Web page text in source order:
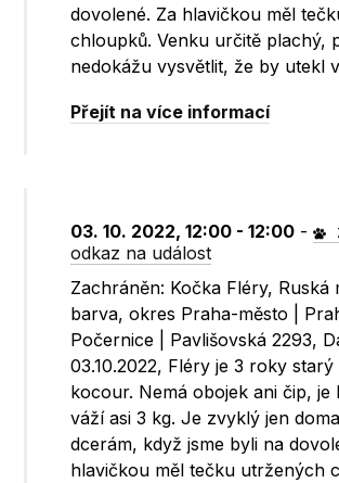
dovolené. Za hlavičkou měl
chloupků. Venku určitě plachý,
nedokážu vysvětlit, že by utekl
Přejít na více informací
03. 10. 2022, 12:00 - 12:00 -
odkaz na událost
Zachráněn: Kočka Fléry,
barva, okres Praha-město |
Počernice | Pavlišovská 2293,
03.10.2022, Fléry je 3 roky
kocour. Nemá obojek ani čip, je
váží asi 3 kg. Je zvyklý jen
dcerám, když jsme byli na
hlavičkou měl tečku utržených